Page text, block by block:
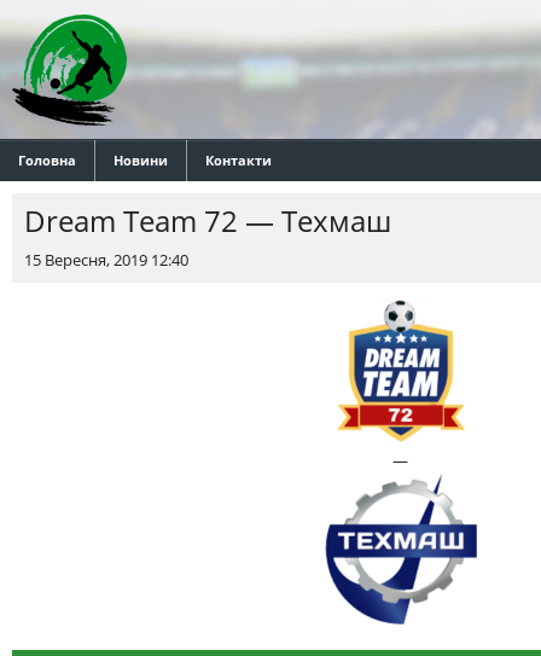
Головна Новини Контакти
Dream Team 72 — Техмаш
15 Вересня, 2019 12:40
—